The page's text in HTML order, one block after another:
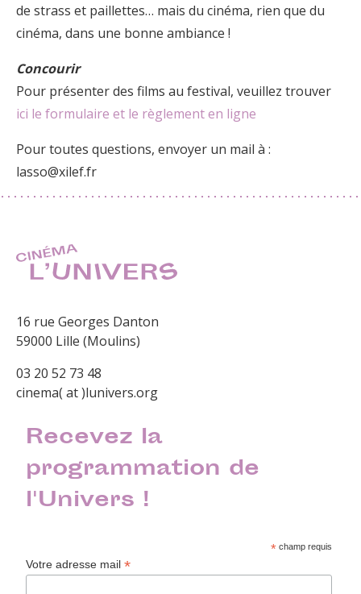
de strass et paillettes… mais du cinéma, rien que du
cinéma, dans une bonne ambiance !
Concourir
Pour présenter des films au festival, veuillez trouver
ici le formulaire et le règlement en ligne
Pour toutes questions, envoyer un mail à :
lasso@xilef.fr
16 rue Georges Danton
59000 Lille (Moulins)
03 20 52 73 48
cinema( at )lunivers.org
Recevez la
programmation de
l'Univers !
* champ requis
Votre adresse mail*